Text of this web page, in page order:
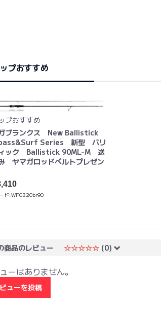
プおすすめ
プおすすめ
ブランクス New Ballistick
Series 新型 バリ
ック Ballistick 90ML-M 送
ヤマガロッドベルトプレゼン
ド:WF0320br90
商品のレビュー ☆☆☆☆☆ (0)
ーはありません。
ューを投稿